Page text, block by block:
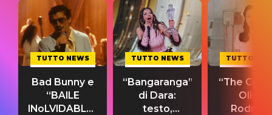
TUTTO NEWS
Bad Bunny e
“BAILE
INoLVIDABLE”:
TUTTO NEWS
“Bangaranga”
di Dara:
testo,
TUTTO
“The
Olivia